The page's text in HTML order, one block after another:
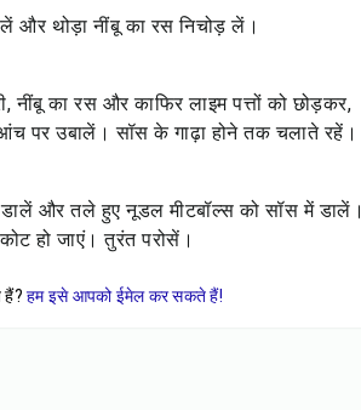
लें और थोड़ा नींबू का रस निचोड़ लें।
नींबू का रस और काफिर लाइम पत्तों को छोड़कर,
पर उबालें। सॉस के गाढ़ा होने तक चलाते रहें।
डालें और तले हुए नूडल मीटबॉल्स को सॉस में डालें।
हो जाएं। तुरंत परोसें।
हैं? हम इसे आपको ईमेल कर सकते हैं!